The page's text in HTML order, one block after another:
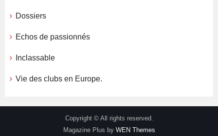
Dossiers
Echos de passionnés
Inclassable
Vie des clubs en Europe.
Copyright © All rights reserved.
Magazine Plus by WEN Themes